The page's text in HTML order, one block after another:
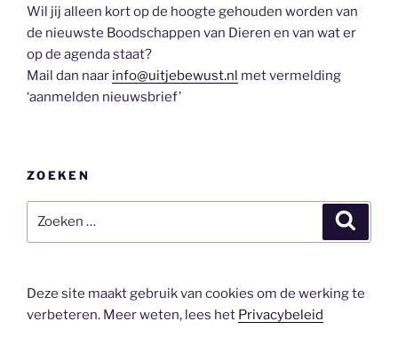
Wil jij alleen kort op de hoogte gehouden worden van
de nieuwste Boodschappen van Dieren en van wat er
op de agenda staat?
Mail dan naar info@uitjebewust.nl met vermelding
‘aanmelden nieuwsbrief’
ZOEKEN
naar:
Deze site maakt gebruik van cookies om de werking te
verbeteren. Meer weten, lees het Privacybeleid